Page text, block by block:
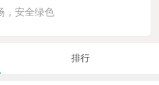
，安全绿色
排行